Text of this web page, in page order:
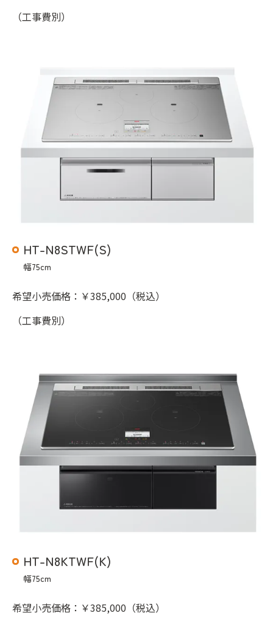
（工事費別）
HT-N8STWF(S)
幅75cm
希望小売価格：￥385,000（税込）
（工事費別）
HT-N8KTWF(K)
幅75cm
希望小売価格：￥385,000（税込）